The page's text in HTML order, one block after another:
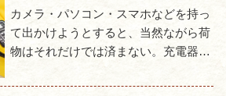
カメラ・パソコン・スマホなどを持っ
て出かけようとすると、当然ながら荷
物はそれだけでは済まない。充電器・
ブル類などが当然のように付いてく